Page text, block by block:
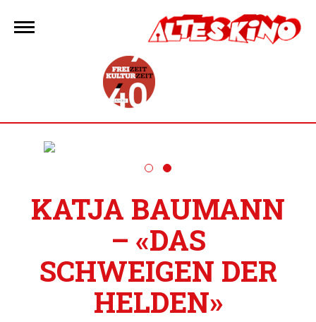
Inhalt
springen
KATJA BAUMANN
– «DAS
SCHWEIGEN DER
HELDEN»